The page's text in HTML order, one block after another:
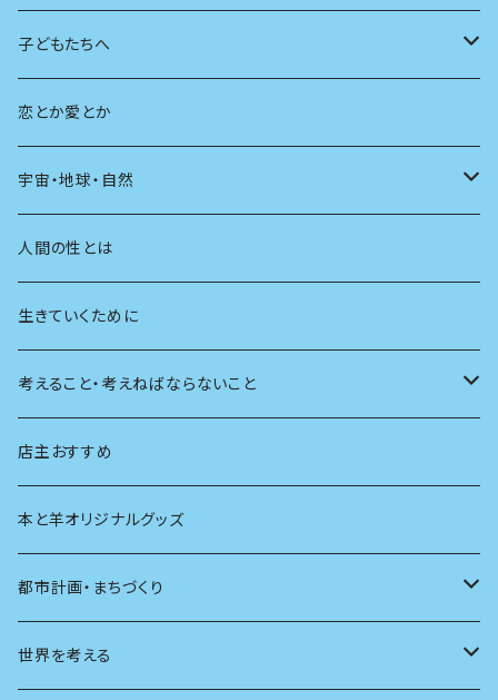
広告
未来
人生
子どもたちへ
教育
友達
学校
恋とか愛とか
宇宙・地球・自然
動物
植物
天体
生物
人間の性とは
生きていくために
考えること・考えねばならないこと
創元社 シリーズ「あいだで考える」
店主おすすめ
本と羊オリジナルグッズ
都市計画・まちづくり
都市
世界を考える